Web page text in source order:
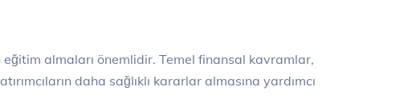
eğitim almaları önemlidir. Temel finansal kavramlar,
daha sağlıklı kararlar almasına yardımcı